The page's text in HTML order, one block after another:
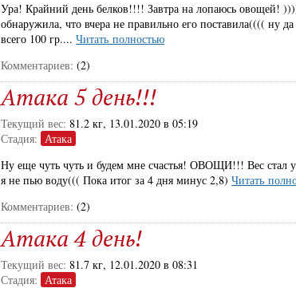
Ура! Крайний день белков!!!! Завтра на лопаюсь овощей! ))))
обнаружила, что вчера не правильно его поставила(((( ну
всего 100 гр.... Читать полностью
Комментариев: (2)
Атака 5 день!!!
Текущий вес: 81.2 кг, 13.01.2020 в 05:19
Стадия: Атака
Ну еще чуть чуть и будем мне счастья! ОВОЩИ!!! Вес стал
я не пью воду((( Пока итог за 4 дня минус 2,8) Читать
Комментариев: (2)
Атака 4 день!
Текущий вес: 81.7 кг, 12.01.2020 в 08:31
Стадия: Атака